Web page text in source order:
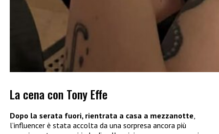
La cena con Tony Effe
Dopo la serata fuori, rientrata a casa a mezzanotte
l’influencer è stata accolta da una sorpresa ancora più